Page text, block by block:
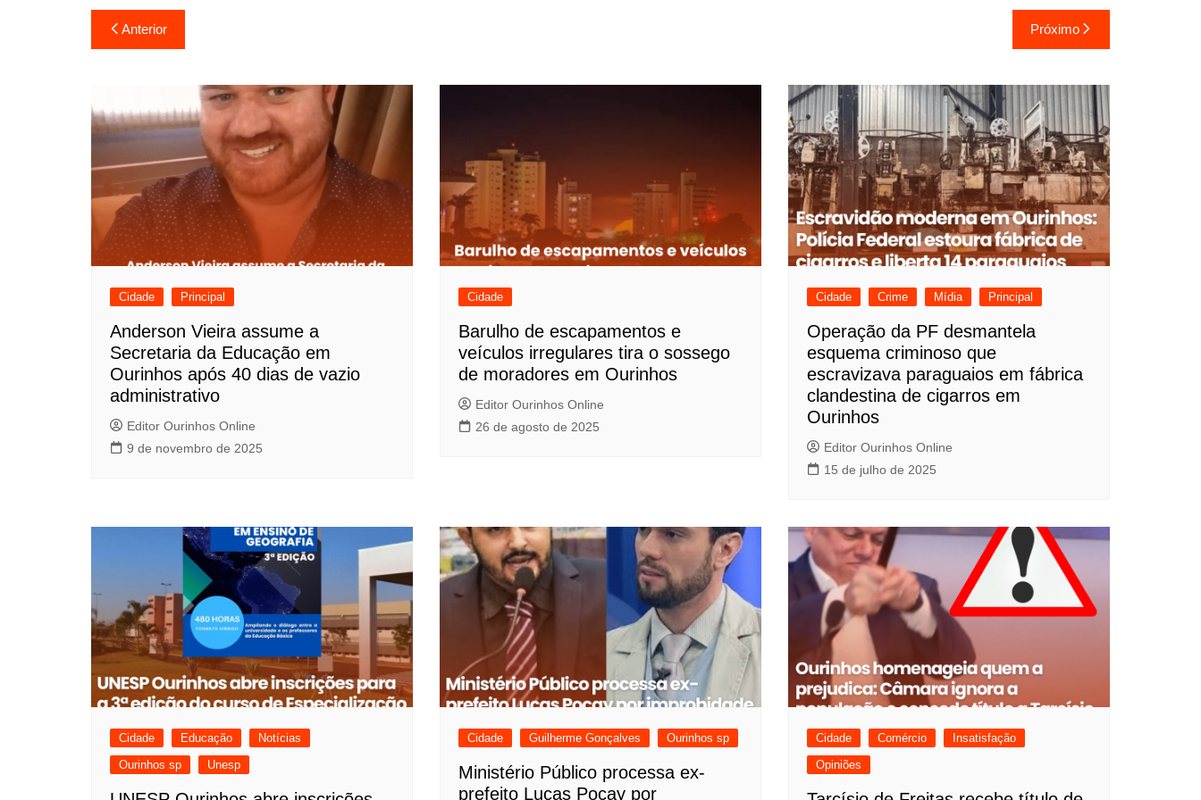
a
e
g
a
ç
ã
Anterior Próximo
Cidade Principal
Anderson Vieira assume a
Secretaria da Educação em
Ourinhos após 40 dias de vazio
administrativo
Editor Ourinhos Online
9 de novembro de 2025
Cidade
Barulho de escapamentos e
veículos irregulares tira o sossego
de moradores em Ourinhos
Editor Ourinhos Online
26 de agosto de 2025
Cidade Crime Mídia Principal
Operação da PF desmantela
esquema criminoso que
escravizava paraguaios em fábrica
clandestina de cigarros em
Ourinhos
Editor Ourinhos Online
15 de julho de 2025
Cidade Educação
Notícias
Ourinhos sp
Unesp
Cidade Guilherme Gonçalves Ourinhos sp
Ministério Público processa ex-
prefeito Lucas Pocay por
Cidade Comércio
Insatisfação
Opiniões